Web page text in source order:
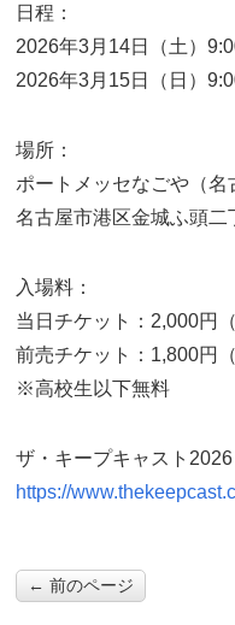
日程：
2026年3月14日（土）
2026年3月15日（日）
場所：
ポートメッセなごや（
名古屋市港区金城ふ頭二
入場料：
当日チケット：2,000円（
前売チケット：1,800円（
※高校生以下無料
ザ・キープキャスト2026
https://
← 前のページ